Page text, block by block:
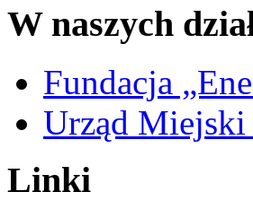
W naszych
Fundacja
Urząd
Linki